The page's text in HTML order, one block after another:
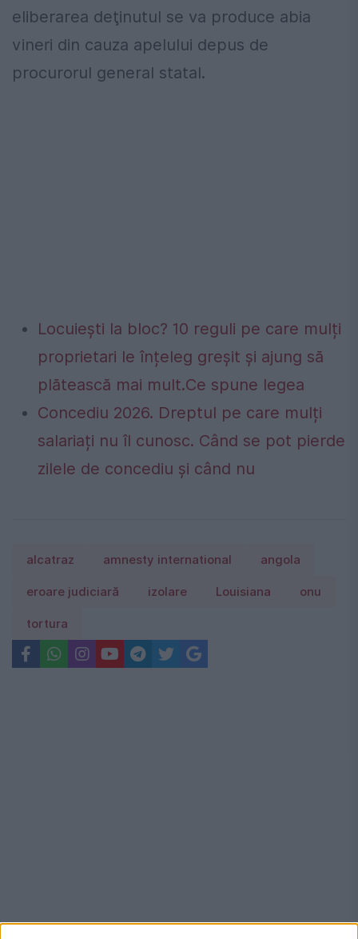
eliberarea deţinutul se va produce abia
vineri din cauza apelului depus de
procurorul general statal.
Locuiești la bloc? 10 reguli pe care mulți
proprietari le înțeleg greșit și ajung să
plătească mai mult.Ce spune legea
Concediu 2026. Dreptul pe care mulți
salariați nu îl cunosc. Când se pot pierde
zilele de concediu și când nu
alcatraz amnesty international angola
eroare judiciară izolare Louisiana onu
tortura